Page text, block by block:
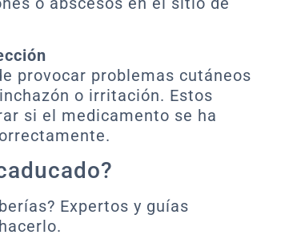
provocar problemas cutáneos
o irritación. Estos
si el medicamento se ha
Expertos y guías